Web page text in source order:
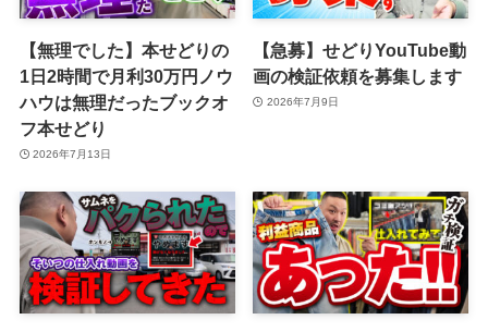
【無理でした】本せどりの
1日2時間で月利30万円ノウ
ハウは無理だったブックオ
フ本せどり
2026年7月13日
【急募】せどりYouTube動
画の検証依頼を募集します
2026年7月9日